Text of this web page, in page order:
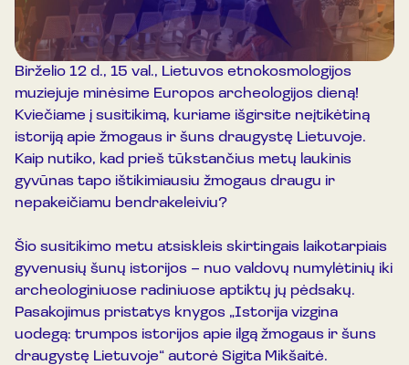
Birželio 12 d., 15 val., Lietuvos etnokosmologijos
muziejuje minėsime Europos archeologijos dieną!
Kviečiame į susitikimą, kuriame išgirsite neįtikėtiną
istoriją apie žmogaus ir šuns draugystę Lietuvoje.
Kaip nutiko, kad prieš tūkstančius metų laukinis
gyvūnas tapo ištikimiausiu žmogaus draugu ir
nepakeičiamu bendrakeleiviu?
Šio susitikimo metu atsiskleis skirtingais laikotarpiais
gyvenusių šunų istorijos – nuo valdovų numylėtinių iki
archeologiniuose radiniuose aptiktų jų pėdsakų.
Pasakojimus pristatys knygos „Istorija vizgina
uodegą: trumpos istorijos apie ilgą žmogaus ir šuns
draugystę Lietuvoje“ autorė Sigita Mikšaitė.